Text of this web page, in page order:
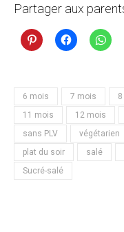
Partager aux
6 mois 7 mois
11 mois
12 mois
sans PLV
végétarien
plat du soir
salé
Sucré-salé